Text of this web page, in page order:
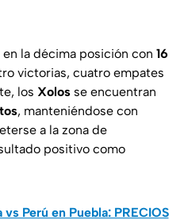
la décima posición con 16
victorias, cuatro empates
los Xolos se encuentran
, manteniéndose con
a la zona de
positivo como
vs Perú en Puebla: PRECIOS